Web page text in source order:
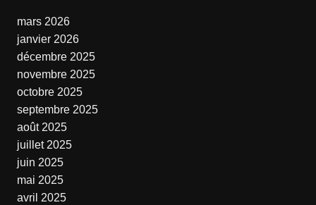
mars 2026
janvier 2026
décembre 2025
novembre 2025
octobre 2025
septembre 2025
août 2025
juillet 2025
juin 2025
mai 2025
avril 2025